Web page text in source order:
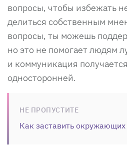
вопросы, чтобы избежать
делиться собственным
вопросы, ты можешь
но это не помогает людям
и коммуникация
односторонней.
НЕ ПРОПУСТИТЕ
Как заставить